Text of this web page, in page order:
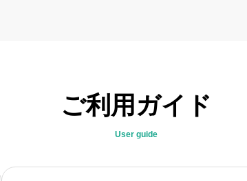
ご利用ガイド
User guide